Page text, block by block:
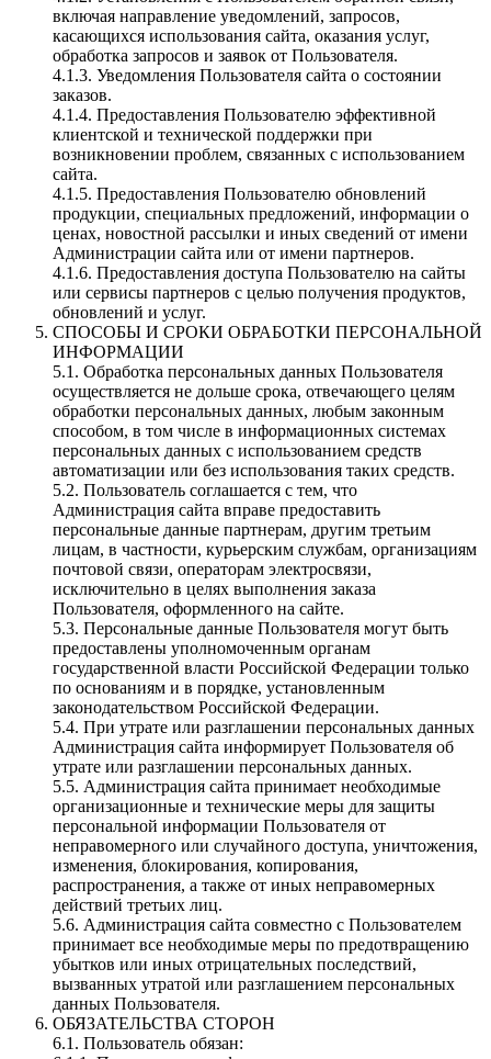
включая направление уведомлений, запросов,
касающихся использования сайта, оказания услуг,
обработка запросов и заявок от Пользователя.
4.1.3. Уведомления Пользователя сайта о состоянии
заказов.
4.1.4. Предоставления Пользователю эффективной
клиентской и технической поддержки при
возникновении проблем, связанных с использованием
сайта.
4.1.5. Предоставления Пользователю обновлений
продукции, специальных предложений, информации о
ценах, новостной рассылки и иных сведений от имени
Администрации сайта или от имени партнеров.
4.1.6. Предоставления доступа Пользователю на сайты
или сервисы партнеров с целью получения продуктов,
обновлений и услуг.
СПОСОБЫ И СРОКИ ОБРАБОТКИ ПЕРСОНАЛЬНОЙ
ИНФОРМАЦИИ
5.1. Обработка персональных данных Пользователя
осуществляется не дольше срока, отвечающего целям
обработки персональных данных, любым законным
способом, в том числе в информационных системах
персональных данных с использованием средств
автоматизации или без использования таких средств.
5.2. Пользователь соглашается с тем, что
Администрация сайта вправе предоставить
персональные данные партнерам, другим третьим
лицам, в частности, курьерским службам, организациям
почтовой связи, операторам электросвязи,
исключительно в целях выполнения заказа
Пользователя, оформленного на сайте.
5.3. Персональные данные Пользователя могут быть
предоставлены уполномоченным органам
государственной власти Российской Федерации только
по основаниям и в порядке, установленным
законодательством Российской Федерации.
5.4. При утрате или разглашении персональных данных
Администрация сайта информирует Пользователя об
утрате или разглашении персональных данных.
5.5. Администрация сайта принимает необходимые
организационные и технические меры для защиты
персональной информации Пользователя от
неправомерного или случайного доступа, уничтожения,
изменения, блокирования, копирования,
распространения, а также от иных неправомерных
действий третьих лиц.
5.6. Администрация сайта совместно с Пользователем
принимает все необходимые меры по предотвращению
убытков или иных отрицательных последствий,
вызванных утратой или разглашением персональных
данных Пользователя.
ОБЯЗАТЕЛЬСТВА СТОРОН
6.1. Пользователь обязан: